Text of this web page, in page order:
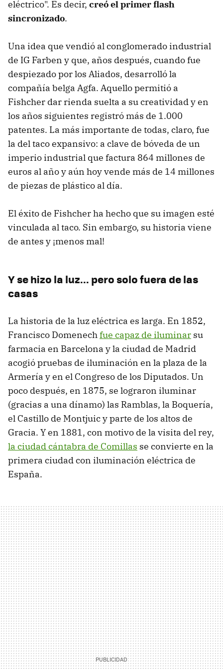
eléctrico". Es decir, creó el primer flash
sincronizado.
Una idea que vendió al conglomerado industrial
de IG Farben y que, años después, cuando fue
despiezado por los Aliados, desarrolló la
compañía belga Agfa. Aquello permitió a
Fishcher dar rienda suelta a su creatividad y en
los años siguientes registró más de 1.000
patentes. La más importante de todas, claro, fue
la del taco expansivo: a clave de bóveda de un
imperio industrial que factura 864 millones de
euros al año y aún hoy vende más de 14 millones
de piezas de plástico al día.
El éxito de Fishcher ha hecho que su imagen esté
vinculada al taco. Sin embargo, su historia viene
de antes y ¡menos mal!
Y se hizo la luz... pero solo fuera de las
casas
La historia de la luz eléctrica es larga. En 1852,
Francisco Domenech fue capaz de iluminar su
farmacia en Barcelona y la ciudad de Madrid
acogió pruebas de iluminación en la plaza de la
Armería y en el Congreso de los Diputados. Un
poco después, en 1875, se lograron iluminar
(gracias a una dínamo) las Ramblas, la Boquería,
el Castillo de Montjuic y parte de los altos de
Gracia. Y en 1881, con motivo de la visita del rey,
la ciudad cántabra de Comillas se convierte en la
primera ciudad con iluminación eléctrica de
España.